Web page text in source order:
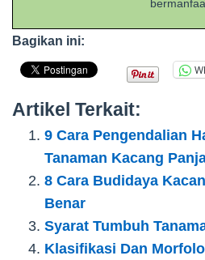
Bagikan ini:
Artikel Terkait:
9 Cara Pengendalian
Tanaman Kacang
8 Cara Budidaya
Benar
Syarat Tumbuh
Klasifikasi Dan